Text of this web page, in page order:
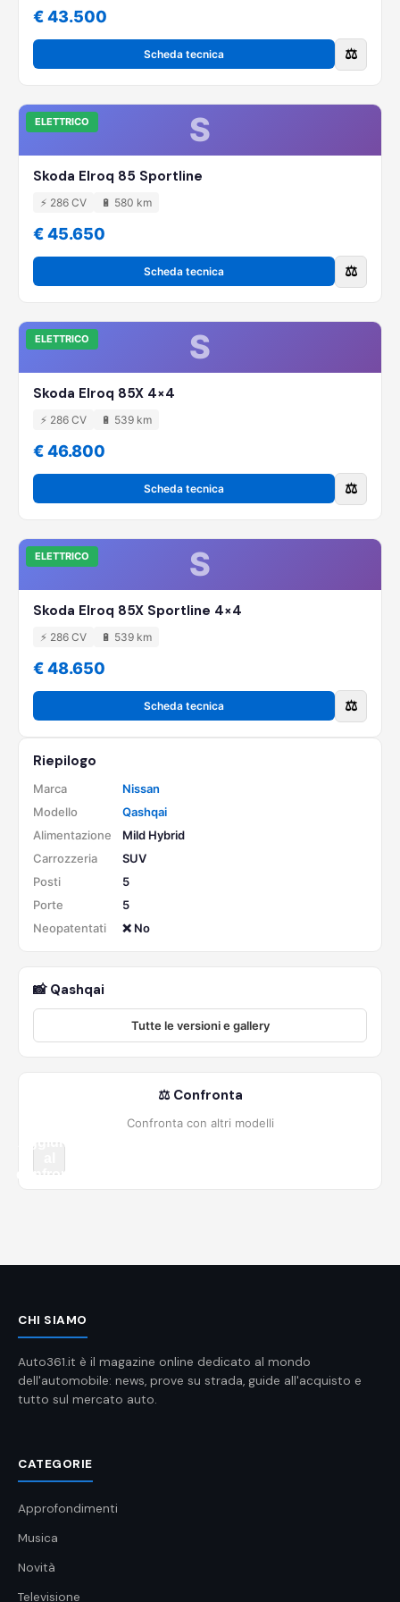
€ 43.500
Scheda tecnica ⚖️
S
ELETTRICO
Skoda Elroq 85 Sportline
⚡ 286 CV 🔋 580 km
€ 45.650
Scheda tecnica ⚖️
S
ELETTRICO
Skoda Elroq 85X 4×4
⚡ 286 CV 🔋 539 km
€ 46.800
Scheda tecnica ⚖️
S
ELETTRICO
Skoda Elroq 85X Sportline 4×4
⚡ 286 CV 🔋 539 km
€ 48.650
Scheda tecnica ⚖️
Riepilogo
Marca
Nissan
Modello
Qashqai
Alimentazione
Mild Hybrid
Carrozzeria
SUV
Posti
5
Porte
5
Neopatentati
❌ No
📸 Qashqai
Tutte le versioni e gallery
⚖️ Confronta
Confronta con altri modelli
Aggiungi
confronto
CHI SIAMO
Auto361.it è il magazine online dedicato al mondo
dell'automobile: news, prove su strada, guide all'acquisto e
tutto sul mercato auto.
CATEGORIE
Approfondimenti
Musica
Novità
Televisione